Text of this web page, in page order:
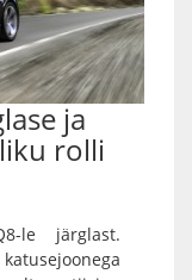
ja
rolli
le järglast.